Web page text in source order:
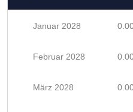
Januar 2028
Februar 2028
März 2028